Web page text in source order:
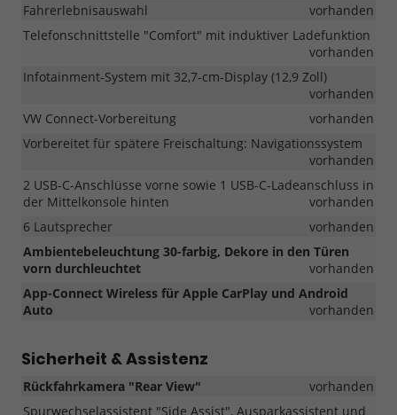
Fahrerlebnisauswahl
vorhanden
Telefonschnittstelle "Comfort" mit induktiver Ladefunktion
vorhanden
Infotainment-System mit 32,7-cm-Display (12,9 Zoll)
vorhanden
VW Connect-Vorbereitung
vorhanden
Vorbereitet für spätere Freischaltung: Navigationssystem
vorhanden
2 USB-C-Anschlüsse vorne sowie 1 USB-C-Ladeanschluss in
der Mittelkonsole hinten
vorhanden
6 Lautsprecher
vorhanden
Ambientebeleuchtung 30-farbig, Dekore in den Türen
vorn durchleuchtet
vorhanden
App-Connect Wireless für Apple CarPlay und Android
Auto
vorhanden
Sicherheit & Assistenz
Rückfahrkamera "Rear View"
vorhanden
Spurwechselassistent "Side Assist", Ausparkassistent und